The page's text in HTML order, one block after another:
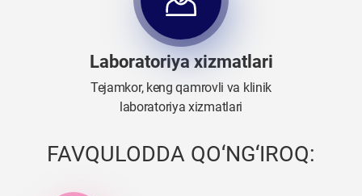
Laboratoriya xizmatlari
Tejamkor, keng qamrovli va klinik
laboratoriya xizmatlari
FAVQULODDA QO‘NG‘IROQ: